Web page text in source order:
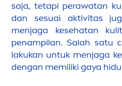
saja, tetapi perawatan
dan sesuai aktivitas
menjaga kesehatan
penampilan. Salah satu
lakukan untuk menjaga
dengan memiliki gaya